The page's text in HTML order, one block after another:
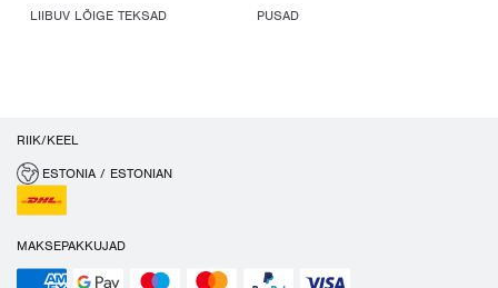
LIIBUV LÕIGE TEKSAD
PUSAD
RIIK/KEEL
ESTONIA / ESTONIAN
MAKSEPAKKUJAD